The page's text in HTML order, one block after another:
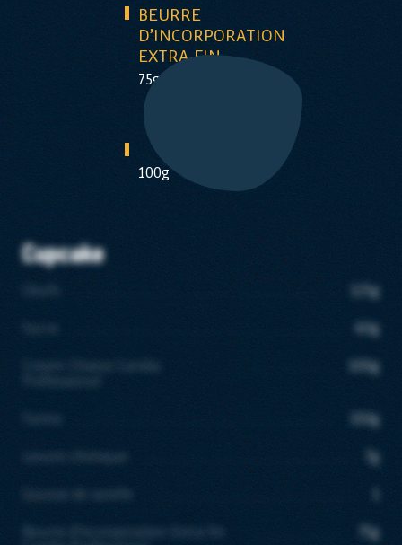
BEURRE
D’INCORPORATION
EXTRA FIN
75g
100g
Cupcake
Oeufs
125g
Sucre
60g
Cream Cheese Candia
Professional
100g
Farine
150g
Levure chimique
7g
Gousse de vanille
1
Beurre d'incorporation Extra fin
75g